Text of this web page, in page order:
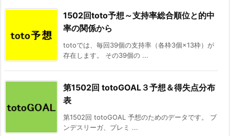
1502回toto予想～支持率総合順位と的中
率の関係から
totoでは、毎回39個の支持率（各枠3個×13枠）が
存在します。 その39個の ...
第1502回 totoGOAL３予想＆得失点分布
表
第1502回 totoGOAL 予想のためのデータです。 ブ
ンデスリーガ、プレミ ...